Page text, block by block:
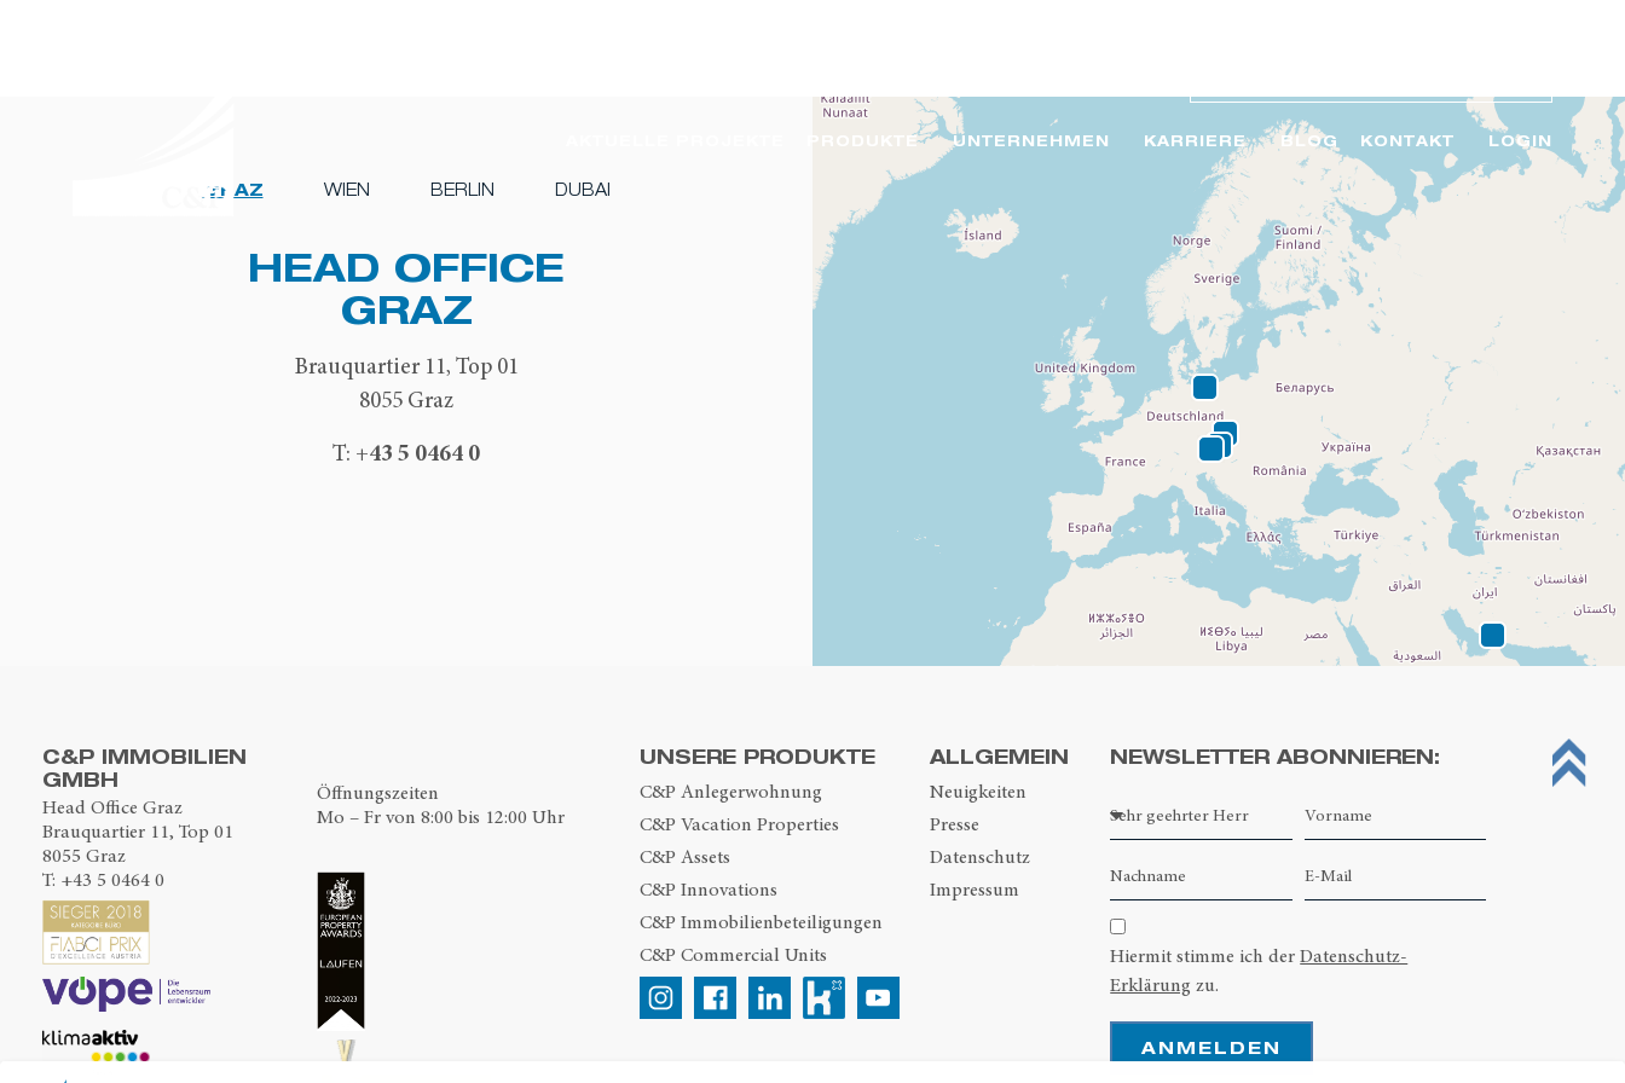
PRODUKTE UNTERNEHMEN KARRIERE BLOG KONTAKT LOGIN
GRAZ WIEN BERLIN DUBAI
HEAD OFFICE
GRAZ
Brauquartier 11, Top 01
8055 Graz
T: +43 5 0464 0
C&P IMMOBILIEN
GMBH
Head Office Graz
Brauquartier 11, Top 01
8055 Graz
T: +43 5 0464 0
Öffnungszeiten
Mo – Fr von 8:00 bis 12:00 Uhr
UNSERE PRODUKTE
C&P Anlegerwohnung
C&P Vacation Properties
C&P Assets
C&P Innovations
C&P Immobilienbeteiligungen
C&P Commercial Units
ALLGEMEIN
Neuigkeiten
Presse
Datenschutz
Impressum
NEWSLETTER ABONNIEREN:
Hiermit stimme ich derDatenschutz-
Erklärung zu.
ANMELDEN